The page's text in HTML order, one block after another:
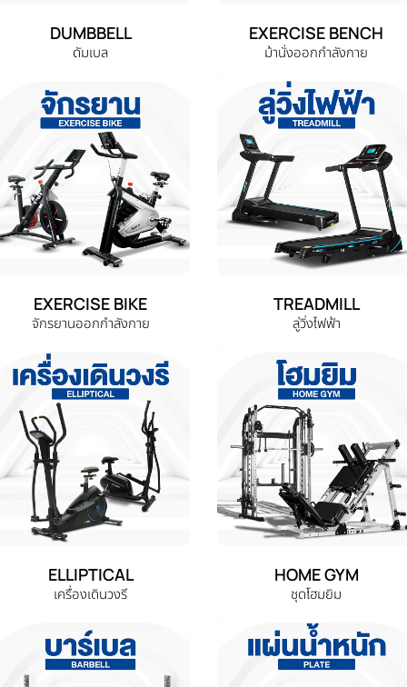
DUMBBELL
ดัมเบล
EXERCISE BENCH
ม้านั่งออกกำลังกาย
EXERCISE BIKE
จักรยานออกกำลังกาย
TREADMILL
ลู่วิ่งไฟฟ้า
ELLIPTICAL
เครื่องเดินวงรี
HOME GYM
ชุดโฮมยิม